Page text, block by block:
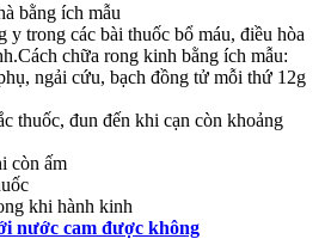
bằng ích mẫu
y trong các bài thuốc bổ máu, điều hòa
chữa rong kinh bằng ích mẫu:
ngải cứu, bạch đồng tử mỗi thứ 12g
thuốc, đun đến khi cạn còn khoảng
còn ấm
khi hành kinh
nước cam được không